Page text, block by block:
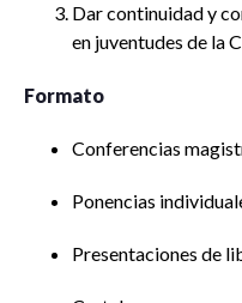
Dar continuidad y
en juventudes de la
Formato
Conferencias
Ponencias
Presentaciones de